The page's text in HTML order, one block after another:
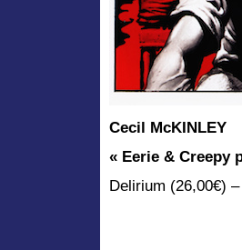
Cecil McKINLEY
« Eerie & Creepy
Delirium (26,00€)